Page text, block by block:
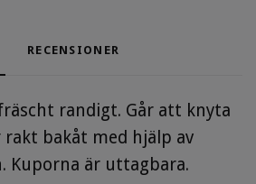
RECENSIONER
randigt. Går att knyta
bakåt med hjälp av
Kuporna är uttagbara.